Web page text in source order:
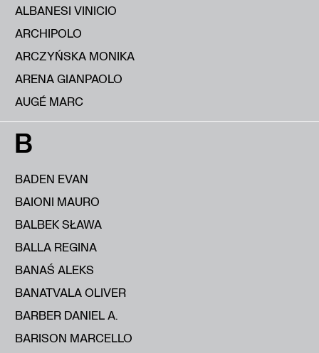
ALBANESI VINICIO
ARCHIPOLO
ARCZYŃSKA MONIKA
ARENA GIANPAOLO
AUGÉ MARC
B
BADEN EVAN
BAIONI MAURO
BALBEK SŁAWA
BALLA REGINA
BANAŚ ALEKS
BANATVALA OLIVER
BARBER DANIEL A.
BARISON MARCELLO